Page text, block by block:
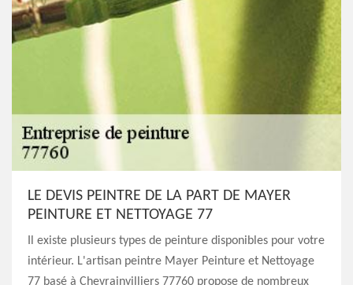
LE DEVIS PEINTRE DE LA PART DE MAYER
PEINTURE ET NETTOYAGE 77
Il existe plusieurs types de peinture disponibles pour votre
intérieur. L'artisan peintre Mayer Peinture et Nettoyage
77 basé à Chevrainvilliers 77760 propose de nombreux